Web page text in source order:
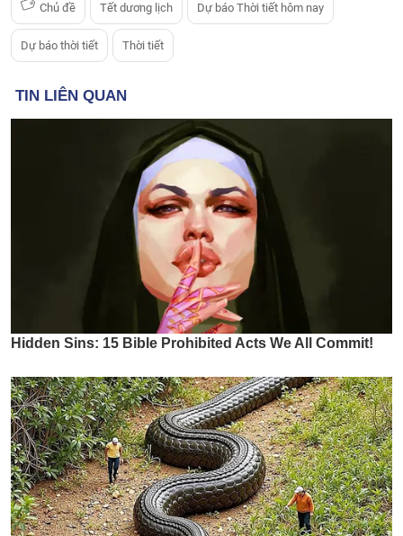
Chủ đề Tết dương lịch Dự báo Thời tiết hôm nay
Dự báo thời tiết Thời tiết